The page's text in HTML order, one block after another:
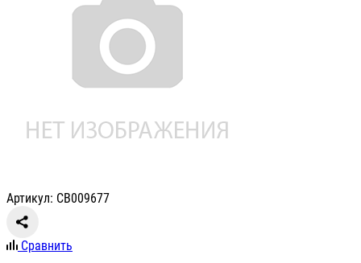
Артикул: СВ009677
Сравнить